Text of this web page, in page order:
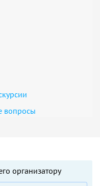
вопросы
организатору